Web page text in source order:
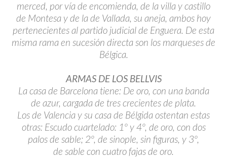
merced, por vía de encomienda, de la villa y castillo
de Montesa y de la de Vallada, su aneja, ambos hoy
pertenecientes al partido judicial de Enguera. De esta
misma rama en sucesión directa son los marqueses de
Bélgica.
ARMAS DE LOS BELLVIS
La casa de Barcelona tiene: De oro, con una banda
de azur, cargada de tres crecientes de plata.
Los de Valencia y su casa de Bélgida ostentan estas
otras: Escudo cuartelado: 1º y 4º, de oro, con dos
palos de sable; 2º, de sinople, sin figuras, y 3º,
de sable con cuatro fajas de oro.